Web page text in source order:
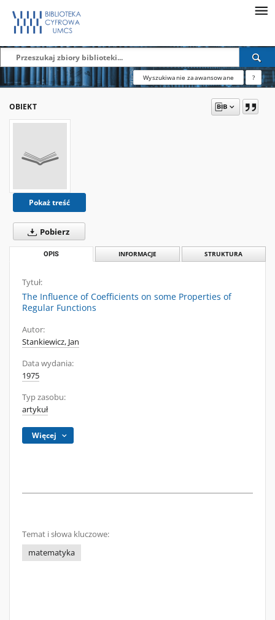
Wyszukiwanie zaawansowane ?
OBIEKT
Pokaż treść
Pobierz
OPIS INFORMACJE STRUKTURA
Tytuł:
The Influence of Coefficients on some Properties of
Regular Functions
Autor:
Stankiewicz, Jan
Data wydania:
1975
Typ zasobu:
artykuł
Więcej
Temat i słowa kluczowe:
matematyka